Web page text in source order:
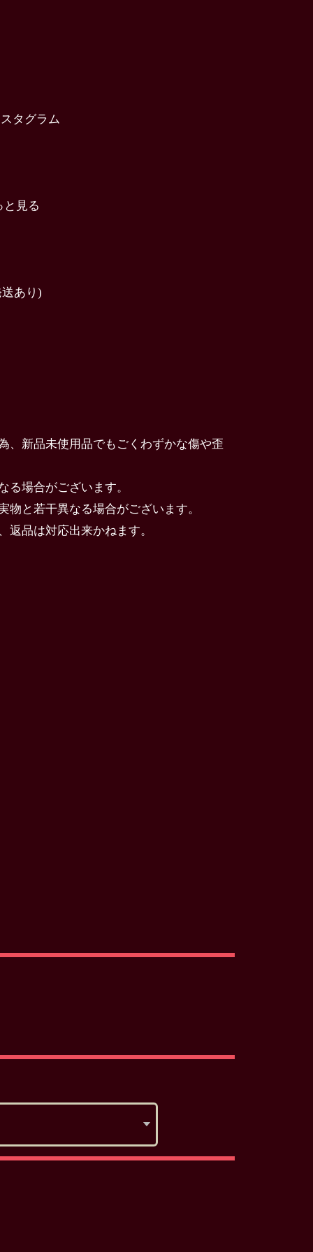
タグラム
と見る
あり)
、新品未使用品でもごくわずかな傷や歪
場合がございます。
と若干異なる場合がございます。
品は対応出来かねます。